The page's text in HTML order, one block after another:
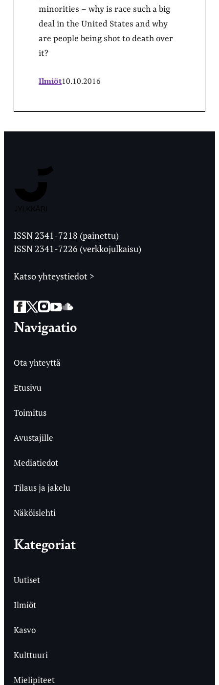
minorities – why is race such a big
deal in the United States and why
are people being shot to death over
it?
Ilmiöt10.10.2016
Ylioppilaslehti
ISSN 2341-7218 (painettu)
ISSN 2341-7226 (verkkojulkaisu)
Katso yhteystiedot >
Facebook
Twitter
Instagram
YouTube
SoundCloud
Navigaatio
Ota yhteyttä
Etusivu
Toimitus
Avustajille
Mediatiedot
Tilaus ja jakelu
Näköislehti
Kategoriat
Uutiset
Ilmiöt
Kasvo
Kulttuuri
Mielipiteet